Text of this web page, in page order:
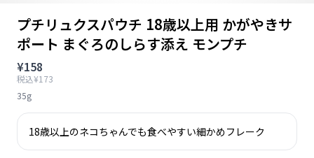
プチリュクスパウチ 18歳以上用 かがやきサ
ポート まぐろのしらす添え モンプチ
¥158
税込¥173
35g
18歳以上のネコちゃんでも食べやすい細かめフレーク